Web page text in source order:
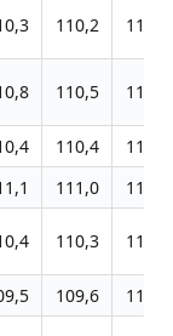
110,2 112,2
110,5 112,4
110,4
112,1
111,0
112,6
110,3 112,3
109,6
111,3